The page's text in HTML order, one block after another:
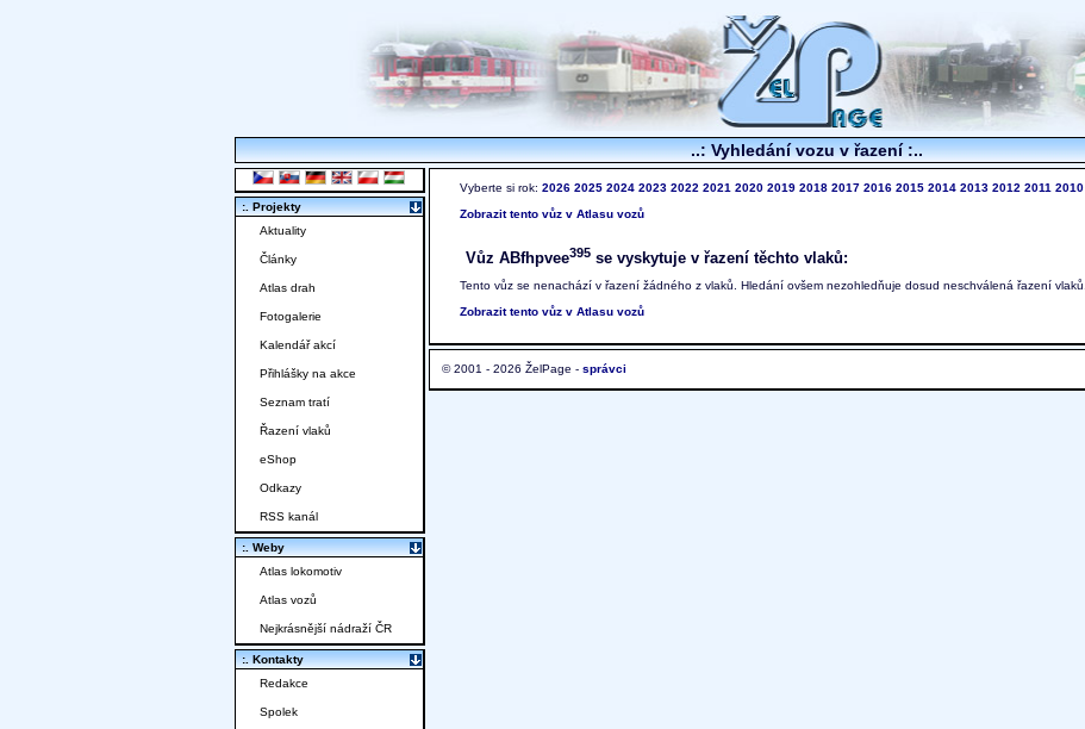
..: Vyhledání vozu v řazení :..
Vyberte si rok: 2026 2025 2024 2023 2022 2021 2020 2019 2018 2017 2016 2015 2014 2013 2012 2011 2010
Zobrazit tento vůz v Atlasu vozů
Vůz ABfhpvee395 se vyskytuje v řazení těchto vlaků:
Tento vůz se nenachází v řazení žádného z vlaků. Hledání ovšem nezohledňuje dosud neschválená řazení vlaků.
Zobrazit tento vůz v Atlasu vozů
© 2001 - 2026 ŽelPage - správci
:. Projekty
Aktuality
Články
Atlas drah
Fotogalerie
Kalendář akcí
Přihlášky na akce
Seznam tratí
Řazení vlaků
eShop
Odkazy
RSS kanál
:. Weby
Atlas lokomotiv
Atlas vozů
Nejkrásnější nádraží ČR
:. Kontakty
Redakce
Spolek